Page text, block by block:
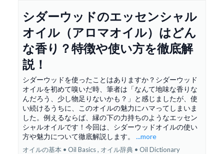
シダーウッドのエッセンシャル
オイル（アロマオイル）はどん
な香り？特徴や使い方を徹底解
説！
シダーウッドを使ったことはありますか？シダーウッド
オイルを初めて嗅いだ時、筆者は「なんて地味な香りな
んだろう、少し物足りないかも？」と感じましたが、使
い続けるうちに、このオイルの魅力にハマってしまいま
した。例えるならば、縁の下の力持ちのようなエッセン
シャルオイルです！今回は、シダーウッドオイルの使い
方や魅力について徹底解説します。 ...more
オイルの基本 • Oil Basics , オイル辞典 • Oil Dictionary